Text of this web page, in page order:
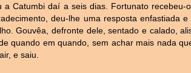
a Catumbi daí a seis dias. Fortunato recebeu-
deu-lhe uma resposta enfastiada
Gouvêa, defronte dele, sentado e calado,
quando em quando, sem achar mais nada
e saiu.